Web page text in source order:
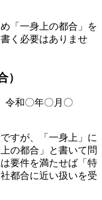
「一身上の都合」を
く必要はありませ
）
令和〇年〇月〇
すが、「一身上」に
の都合」と書いて問
要件を満たせば「特
都合に近い扱いを受